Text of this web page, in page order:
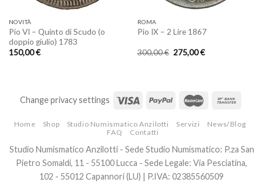
NOVITÀ
Pio VI – Quinto di Scudo (o
doppio giulio) 1783
150,00€
ROMA
Pio IX – 2 Lire 1867
300,00€ Il
prezzo
275,00€Il
Change privacy settings
Home Shop Studio Numismatico Anzilotti Servizi
News/Blog
FAQ
Contatti
Studio Numismatico Anzilotti - Sede Studio Numismatico: P.za San
Pietro Somaldi, 11 - 55100 Lucca - Sede Legale: Via Pesciatina,
102 - 55012 Capannori (LU) | P.IVA: 02385560509